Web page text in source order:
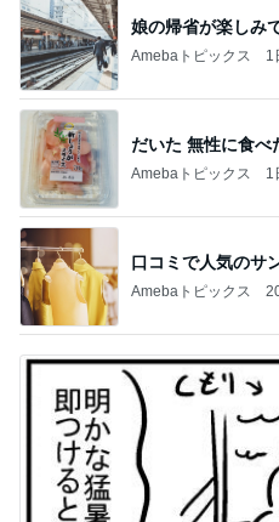
娘の帰省が楽しみ
Amebaトピックス 1
だいた 無性に食べ
Amebaトピックス 1
口コミで人気のサ
Amebaトピックス